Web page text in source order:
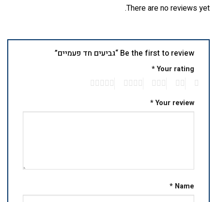
There are no reviews yet.
Be the first to review “גביעים חד פעמיים”
Your rating
*
Your review
*
Name
*